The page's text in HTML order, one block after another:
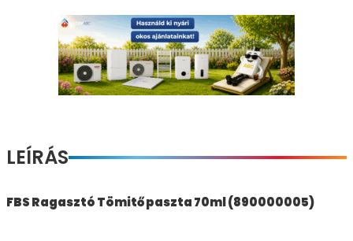
LEÍRÁS
FBS Ragasztó Tömitő paszta 70ml (890000005)